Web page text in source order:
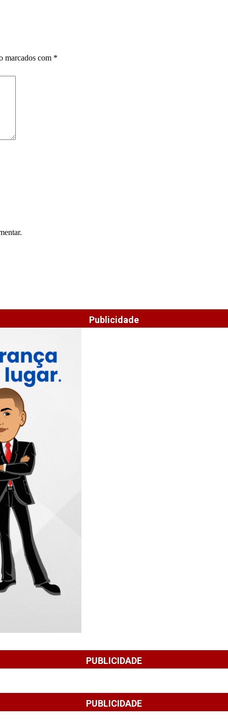
marcados com *
Publicidade
PUBLICIDADE
PUBLICIDADE